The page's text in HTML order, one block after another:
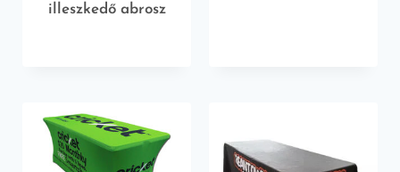
illeszkedő abrosz